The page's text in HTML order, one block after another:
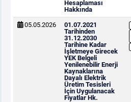
Hesaplaması
Hakkında
05.05.2026
01.07.2021
Tarihinden
31.12.2030
Tarihine Kadar
İşletmeye Girecek
YEK Belgeli
Yenilenebilir Enerji
Kaynaklarına
Dayalı Elektrik
Üretim Tesisleri
İçin Uygulanacak
Fiyatlar Hk.